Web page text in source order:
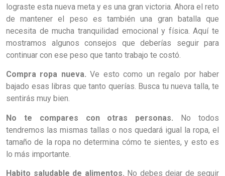
lograste esta nueva meta y es una gran victoria. Ahora el reto
de mantener el peso es también una gran batalla que
necesita de mucha tranquilidad emocional y física. Aquí te
mostramos algunos consejos que deberías seguir para
continuar con ese peso que tanto trabajo te costó.
Compra ropa nueva. Ve esto como un regalo por haber
bajado esas libras que tanto querías. Busca tu nueva talla, te
sentirás muy bien.
No te compares con otras personas. No todos
tendremos las mismas tallas o nos quedará igual la ropa, el
tamaño de la ropa no determina cómo te sientes, y esto es
lo más importante.
Habito saludable de alimentos. No debes dejar de seguir